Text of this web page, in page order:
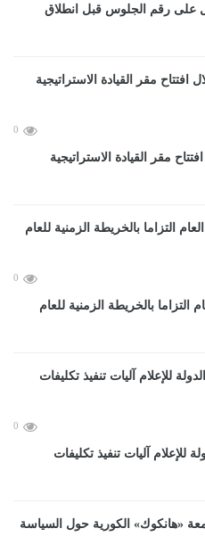
على رقم الجلوس قبل انطلاق
0
مقر القيادة الاستراتيجية
0
التزاما بالخريطة الزمنية للعام
0
آليات تنفيذ تكليفات